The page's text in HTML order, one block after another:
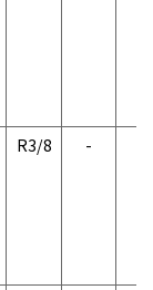
R3/8 -